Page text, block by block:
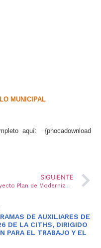
MUNICIPAL
aquí: {phocadownload
SIGUIENTE
Proyecto Plan de Modernización
DE AUXILIARES DE
DE LA CITHS, DIRIGIDO
PARA EL TRABAJO Y EL